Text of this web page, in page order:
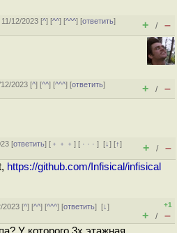
12/2023 [^] [^^] [^^^] [ответить]
+ / –
2023 [^] [^^] [^^^] [ответить]
+ / –
[ответить] [ ﹢﹢﹢] [ · · ·][↓] [↑]
+ / –
https://github.com/Infisical/infisical
2023 [^] [^^] [^^^] [ответить][↓]
+1
+ / –